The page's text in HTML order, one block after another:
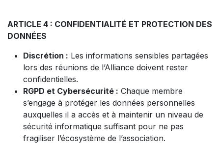
ARTICLE 4 : CONFIDENTIALITÉ ET PROTECTION DES
DONNÉES
Discrétion : Les informations sensibles partagées
lors des réunions de l’Alliance doivent rester
confidentielles.
RGPD et Cybersécurité : Chaque membre
s’engage à protéger les données personnelles
auxquelles il a accès et à maintenir un niveau de
sécurité informatique suffisant pour ne pas
fragiliser l’écosystème de l’association.